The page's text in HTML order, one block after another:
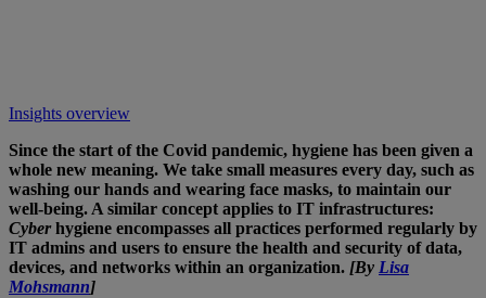
Insights overview
Since the start of the Covid pandemic, hygiene has been given a
whole new meaning. We take small measures every day, such as
washing our hands and wearing face masks, to maintain our
well-being. A similar concept applies to IT infrastructures:
Cyberhygiene encompasses all practices performed regularly by
IT admins and users to ensure the health and security of data,
devices, and networks within an organization. [By Lisa
Mohsmann]